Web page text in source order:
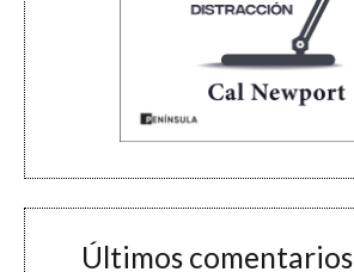
Últimos comentarios